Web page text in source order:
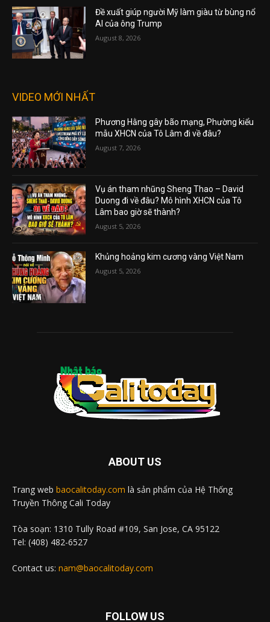
Đề xuất giúp người Mỹ làm giàu từ bùng nổ
AI của ông Trump
August 8, 2026
VIDEO MỚI NHẤT
Phương Hằng gây bão mạng, Phường kiểu
mẫu XHCN của Tô Lâm đi về đâu?
August 7, 2026
Vụ án tham nhũng Sheng Thao – David
Duong đi về đâu? Mô hình XHCN của Tô
Lâm bao giờ sẽ thành?
August 5, 2026
Khủng hoảng kim cương vàng Việt Nam
August 5, 2026
ABOUT US
Trang web baocalitoday.com là sản phẩm của Hệ Thống
Truyền Thông Cali Today
Tòa soạn: 1310 Tully Road #109, San Jose, CA 95122
Tel: (408) 482-6527
Contact us: nam@baocalitoday.com
FOLLOW US